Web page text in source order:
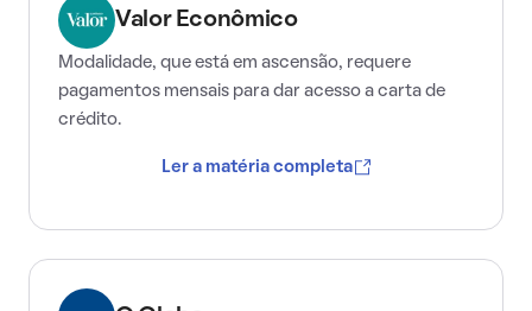
Valor Econômico
Modalidade, que está em ascensão, requere
pagamentos mensais para dar acesso a carta de
crédito.
Ler a matéria completa